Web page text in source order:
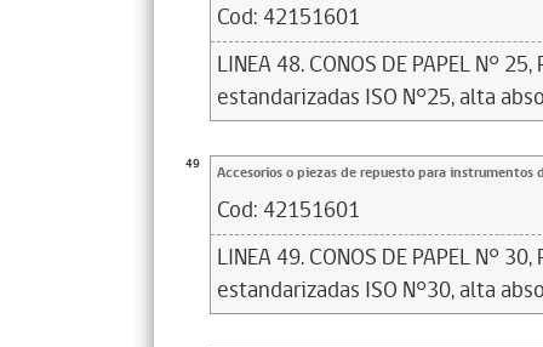
Cod: 42151601
LINEA 48. CONOS DE PAPEL N°
estandarizadas ISO N°25, alta
49 Accesorios o piezas de repuesto para instrumentos
Cod: 42151601
LINEA 49. CONOS DE PAPEL N°
estandarizadas ISO N°30, alta